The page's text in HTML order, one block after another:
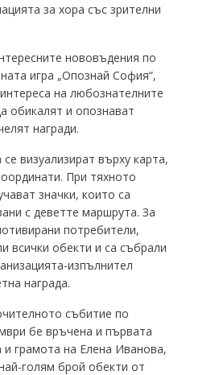
за хора със зрителни
нововъдения по
игра „Опознай София“,
на любознателните
обикалят и опознават
награди.
визуализират върху карта,
При тяхното
значки, които са
с деветте маршрута. За
потребители,
всички обекти и са събрали
изпълнител
награда.
събитие по
бе връчена и първата
и грамота на Елена Иванова,
голям брой обекти от